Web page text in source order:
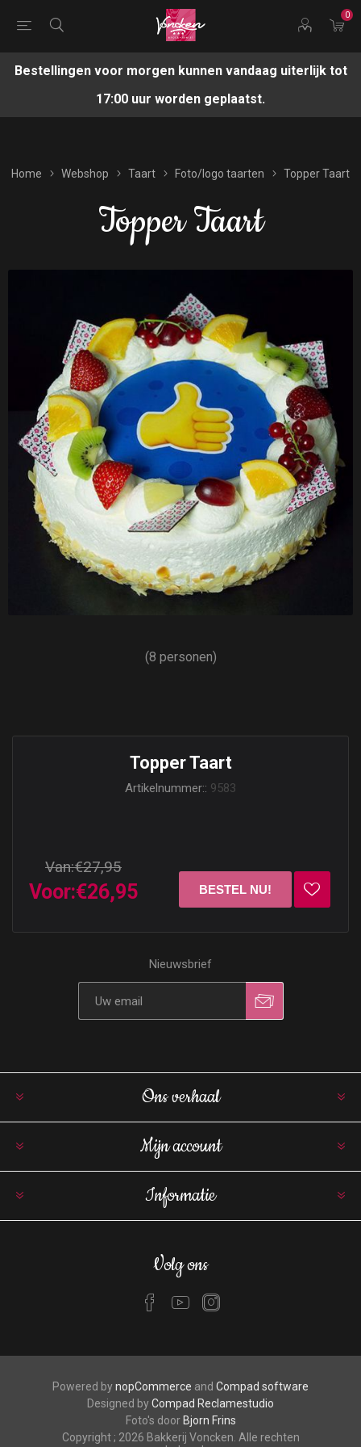
0
Bestellingen voor morgen kunnen vandaag uiterlijk tot
17:00 uur worden geplaatst.
Home Webshop Taart Foto/logo taarten Topper Taart
Topper Taart
(8 personen)
Topper Taart
Artikelnummer:: 9583
Van:€27,95
Voor:€26,95
Nieuwsbrief
Ons verhaal
Mijn account
Informatie
Volg ons
Powered bynopCommerce and Compad software
Designed byCompad Reclamestudio
Foto's door Bjorn Frins
Copyright ; 2026 Bakkerij Voncken. Alle rechten